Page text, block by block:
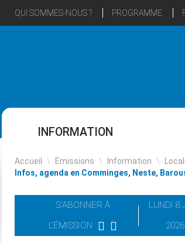
QUI SOMMES-NOUS ? PROGRAMME
INFORMATION
Accueil \ Emissions \ Information \
Infos, agenda en Comminges, Neste,
S'ABONNER À
L'ÉMISSION
LUNDI 8
2026